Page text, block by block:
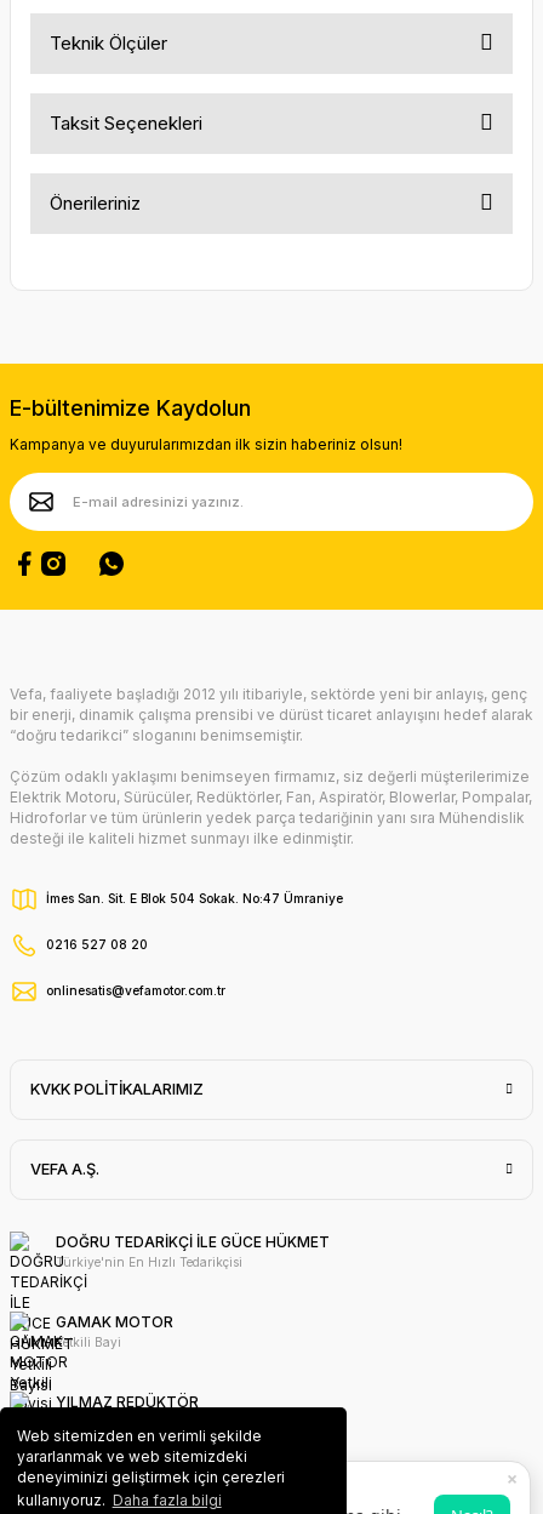
Web sitemizden en verimli şekilde
yararlanmak ve web sitemizdeki
deneyiminizi geliştirmek için çerezleri
kullanıyoruz. Daha fazla bilgi
Teknik Ölçüler
Taksit Seçenekleri
Önerileriniz
Ürün açıklamasında eksik bilgiler bulunuyor.
Ürün fiyatı diğer sitelerden daha pahalı.
Bu ürüne benzer farklı alternatifler olmalı.
Gönder
E-bültenimize Kaydolun
Kampanya ve duyurularımızdan ilk sizin haberiniz olsun!
Vefa, faaliyete başladığı 2012 yılı itibariyle, sektörde yeni bir anlayış, genç
bir enerji, dinamik çalışma prensibi ve dürüst ticaret anlayışını hedef alarak
“doğru tedarikci” sloganını benimsemiştir.
Çözüm odaklı yaklaşımı benimseyen firmamız, siz değerli müşterilerimize
Elektrik Motoru, Sürücüler, Redüktörler, Fan, Aspiratör, Blowerlar, Pompalar,
Hidroforlar ve tüm ürünlerin yedek parça tedariğinin yanı sıra Mühendislik
desteği ile kaliteli hizmet sunmayı ilke edinmiştir.
İmes San. Sit. E Blok 504 Sokak. No:47 Ümraniye
0216 527 08 20
onlinesatis@vefamotor.com.tr
KVKK POLİTİKALARIMIZ
VEFA A.Ş.
DOĞRU TEDARİKÇİ İLE GÜCE HÜKMET
Türkiye'nin En Hızlı Tedarikçisi
GAMAK MOTOR
Yetkili Bayi
YILMAZ REDÜKTÖR
WAT MOTOR
Yetkili Bayi
×
VEFA PWA Uygulaması